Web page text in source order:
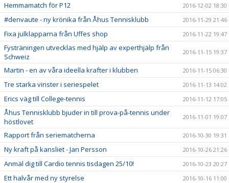
Hemmamatch för P12 2016-12-02 18:30
#denvaute - ny krönika från Åhus Tennisklubb 2016-11-29 21:46
Fixa julklapparna från Uffes shop 2016-11-22 19:47
Fysträningen utvecklas med hjälp av experthjälp från
Schweiz
2016-11-15 19:37
Martin - en av våra ideella krafter i klubben 2016-11-15 06:30
Tre starka vinster i seriespelet 2016-11-13 14:02
Erics väg till College-tennis 2016-11-12 17:05
Åhus Tennisklubb bjuder in till prova-på-tennis under
höstlovet
2016-11-01 19:07
Rapport från seriematcherna 2016-10-30 19:31
Ny kraft på kansliet - Jan Persson 2016-10-26 21:26
Anmäl dig till Cardio tennis tisdagen 25/10! 2016-10-23 20:27
Ett halvår med ny styrelse 2016-10-16 11:00